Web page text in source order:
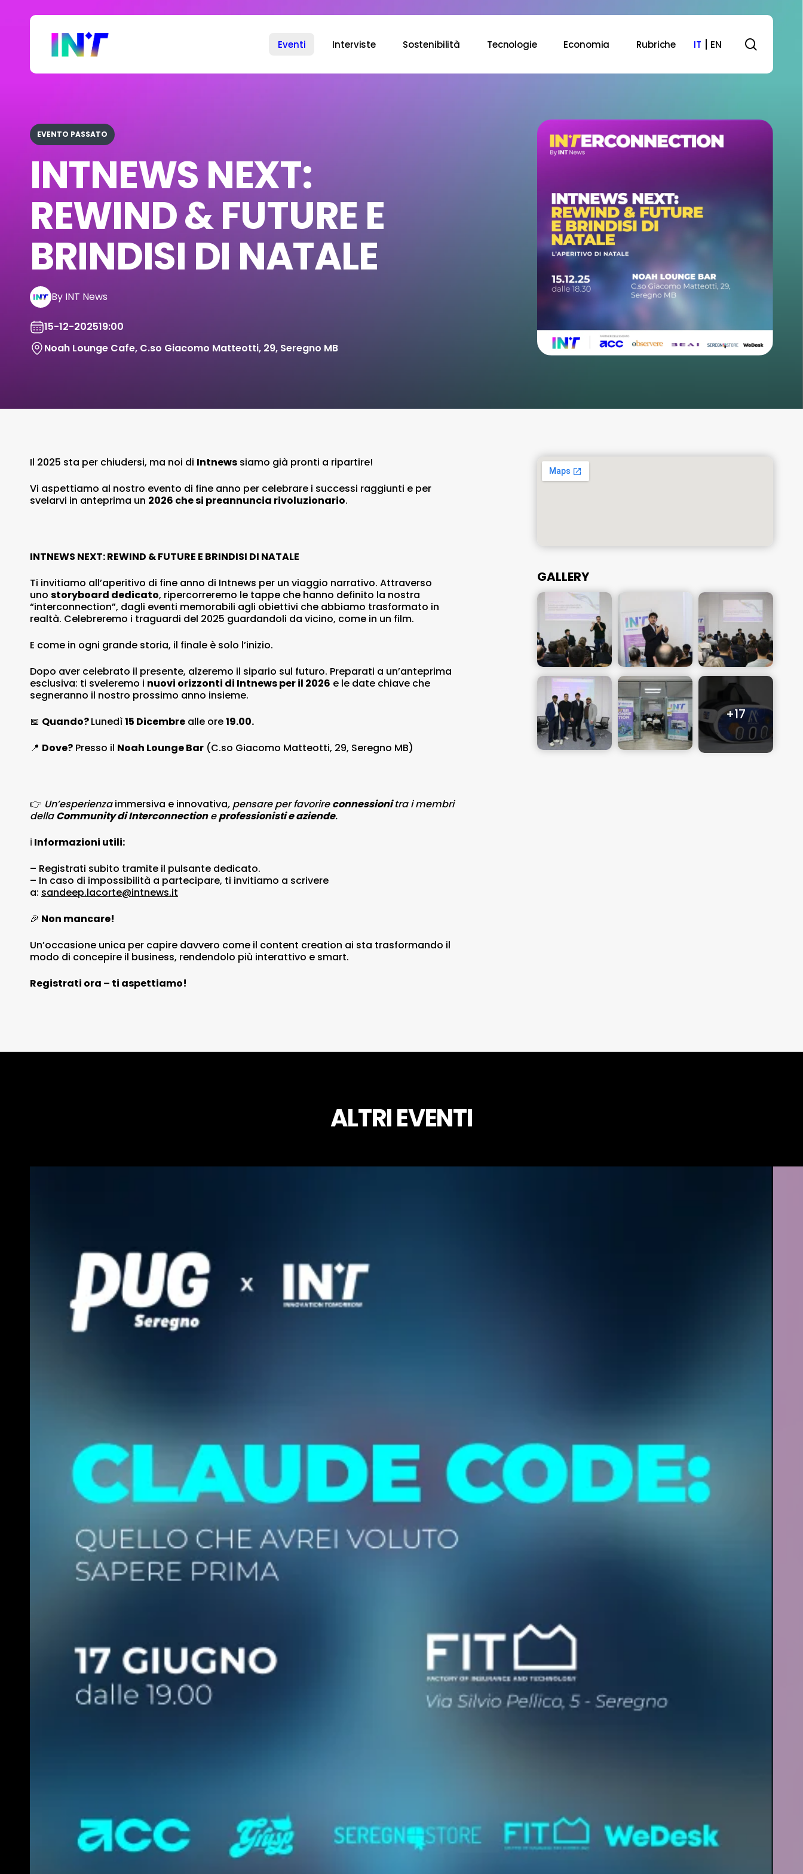
Eventi Interviste Sostenibilità Tecnologie Economia Rubriche IT EN
EVENTO PASSATO
INTNEWS NEXT:
REWIND & FUTURE E
BRINDISI DI NATALE
By INT News
15-12-202519:00
Noah Lounge Cafe, C.so Giacomo Matteotti, 29, Seregno MB
Il 2025 sta per chiudersi, ma noi di Intnews siamo già pronti a ripartire!
Vi aspettiamo al nostro evento di fine anno per celebrare i successi raggiunti e per
svelarvi in anteprima un 2026 che si preannuncia rivoluzionario.
INTNEWS NEXT: REWIND & FUTURE E BRINDISI DI NATALE
Ti invitiamo all’aperitivo di fine anno di Intnews per un viaggio narrativo. Attraverso
uno storyboard dedicato, ripercorreremo le tappe che hanno definito la nostra
“interconnection”, dagli eventi memorabili agli obiettivi che abbiamo trasformato in
realtà. Celebreremo i traguardi del 2025 guardandoli da vicino, come in un film.
E come in ogni grande storia, il finale è solo l’inizio.
Dopo aver celebrato il presente, alzeremo il sipario sul futuro. Preparati a un’anteprima
esclusiva: ti sveleremo i nuovi orizzonti di Intnews per il 2026 e le date chiave che
segneranno il nostro prossimo anno insieme.
📅 Quando?Lunedì15 Dicembre alle ore19.00.
📍 Dove? Presso il Noah Lounge Bar (C.so Giacomo Matteotti, 29, Seregno MB)
👉 Un’esperienzaimmersiva e innovativa, pensare per favorireconnessionitra i membri
dellaCommunity di Interconnectioneprofessionisti e aziende.
ℹ️ Informazioni utili:
– Registrati subito tramite il pulsante dedicato.
– In caso di impossibilità a partecipare, ti invitiamo a scrivere
a: sandeep.lacorte@intnews.it
🎉 Non mancare!
Un’occasione unica per capire davvero come il content creation ai sta trasformando il
modo di concepire il business, rendendolo più interattivo e smart.
Registrati ora – ti aspettiamo!
GALLERY
ALTRI EVENTI
Abbraccialeinnovazioni
domanioggi!
Navigazione
Eventi
Interviste
Calendario
0362 1362796
Cookie Policy